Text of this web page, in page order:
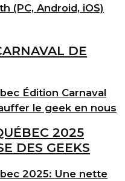
(PC, Android, iOS)
Édition Carnaval
le geek en nous
2025: Une nette